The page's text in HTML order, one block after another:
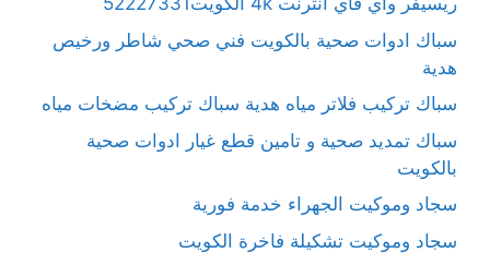
سباك ادوات صحية بالكويت فني صحي شاطر ورخيص
هدية
سباك تركيب فلاتر مياه هدية سباك تركيب مضخات مياه
سباك تمديد صحية و تامين قطع غيار ادوات صحية
بالكويت
سجاد وموكيت الجهراء خدمة فورية
سجاد وموكيت تشكيلة فاخرة الكويت